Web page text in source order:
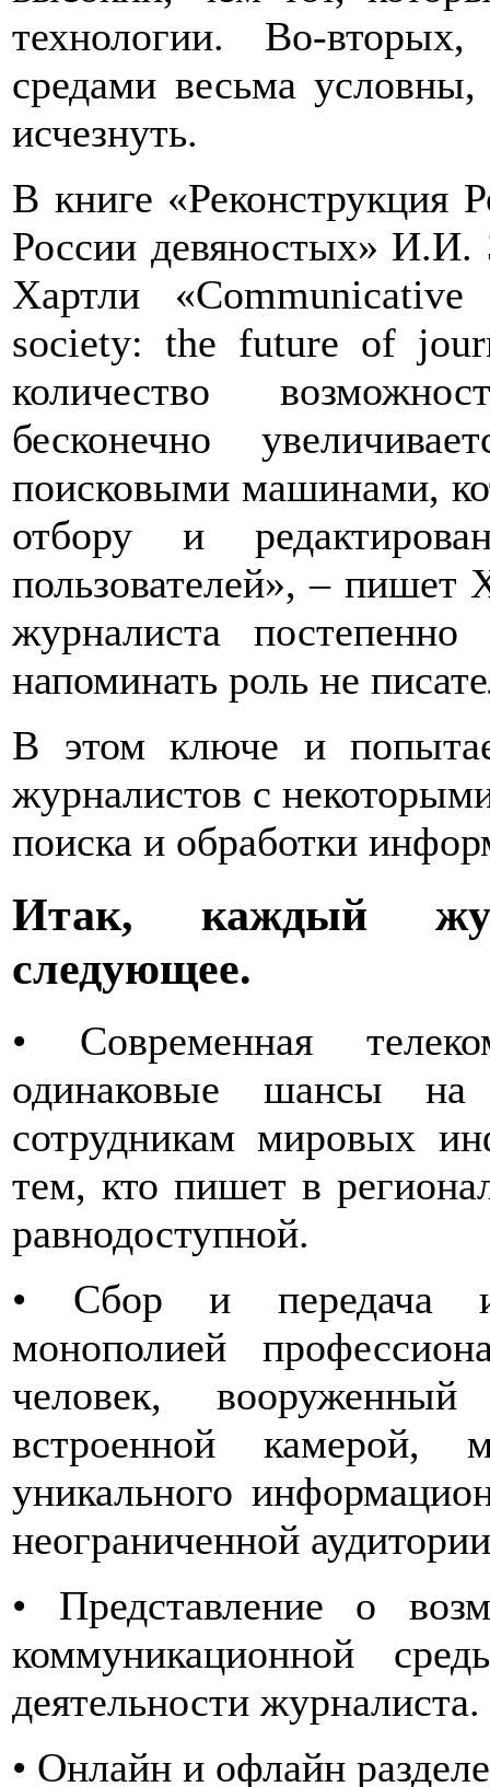
технологии. Во-
средами весьма
исчезнуть.
В книге «Реконструкция
России девяностых» И.И.
Хартли
society: the future of
количество
бесконечно
поисковыми машинами,
отбору и
пользователей», –
журналиста
напоминать роль не
В этом ключе и
журналистов с
поиска и обработки
Итак, каждый
следующее.
• Современная
одинаковые шансы на
сотрудникам мировых
тем, кто пишет в
равнодоступной.
• Сбор и передача
монополией
человек,
встроенной камерой,
уникального
неограниченной
• Представление о
коммуникационной
деятельности журналиста.
• Онлайн и офлайн